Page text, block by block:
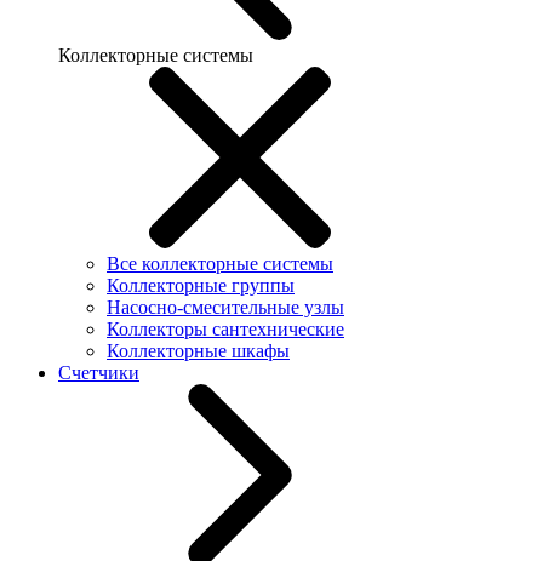
Коллекторные системы
Все коллекторные системы
Коллекторные группы
Насосно-смесительные узлы
Коллекторы сантехнические
Коллекторные шкафы
Счетчики